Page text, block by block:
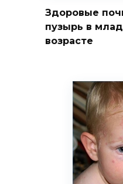
Здоровые
пузырь в
возрасте